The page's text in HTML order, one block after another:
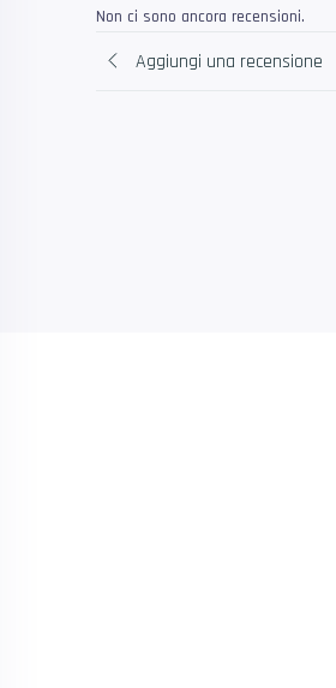
Non ci sono ancora recensioni.
Aggiungi una recensione